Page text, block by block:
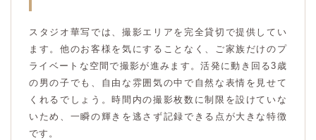
スタジオ華写では、撮影エリアを完全貸切で提供してい
ます。他のお客様を気にすることなく、ご家族だけのプ
ライベートな空間で撮影が進みます。活発に動き回る3歳
の男の子でも、自由な雰囲気の中で自然な表情を見せて
くれるでしょう。時間内の撮影枚数に制限を設けていな
いため、一瞬の輝きを逃さず記録できる点が大きな特徴
です。